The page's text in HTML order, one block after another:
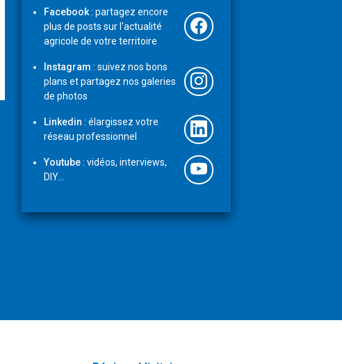
Facebook: partagez encore
plus de posts sur l'actualité
agricole de votre territoire
Instagram : suivez nos bons
plans et partagez nos galeries
de photos
Linkedin : élargissez votre
réseau professionnel
Youtube: vidéos, interviews,
DIY...